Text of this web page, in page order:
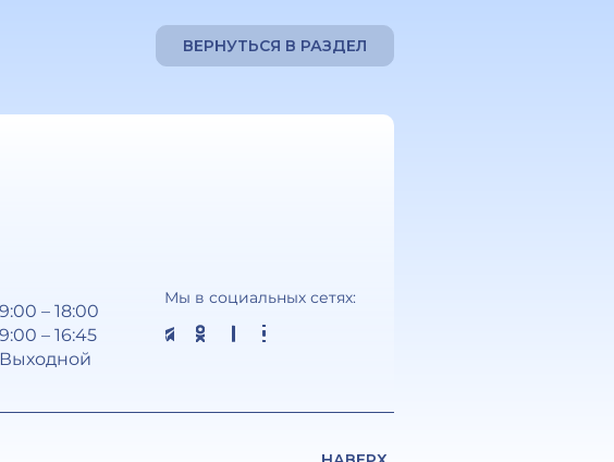
ВЕРНУТЬСЯ В РАЗДЕЛ
9:00 – 18:00
9:00 – 16:45
Выходной
Мы в социальных сетях: